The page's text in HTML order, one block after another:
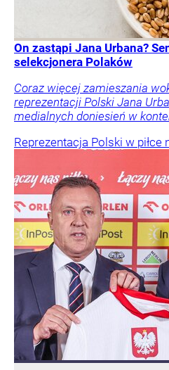
On zastąpi Jana Urbana?
selekcjonera Polaków
Coraz więcej zamieszania
reprezentacji Polski Jana
medialnych doniesień w
Reprezentacja Polski w piłce